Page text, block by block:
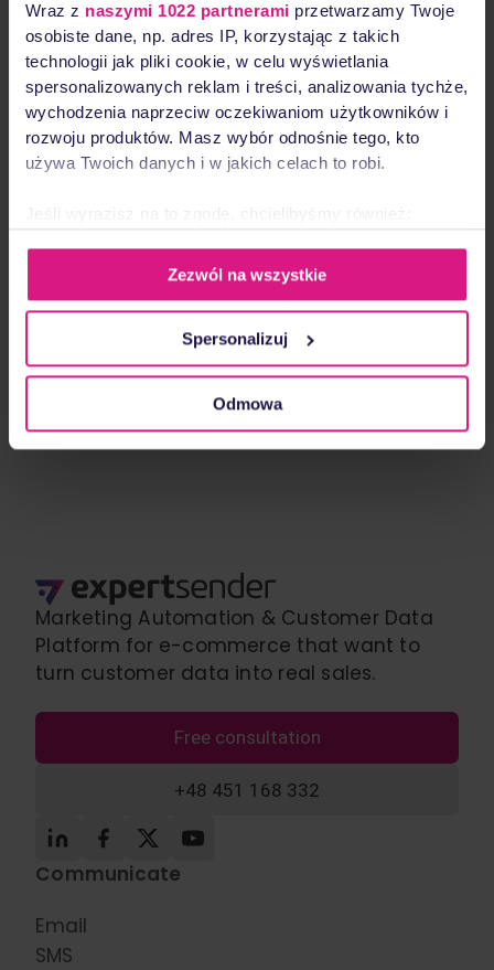
Wraz z naszymi 1022 partnerami przetwarzamy Twoje
osobiste dane, np. adres IP, korzystając z takich
technologii jak pliki cookie, w celu wyświetlania
spersonalizowanych reklam i treści, analizowania tychże,
wychodzenia naprzeciw oczekiwaniom użytkowników i
rozwoju produktów. Masz wybór odnośnie tego, kto
używa Twoich danych i w jakich celach to robi.
Jeśli wyrazisz na to zgodę, chcielibyśmy również:
Gromadzić dane dotyczące Twojej lokalizacji
geograficznej z dokładnością nawet do kilku metrów
(fingerprinting, czyli wirtualny odcisk palca)
Dowiedz się więcej odnośnie tego, jak Twoje osobiste
dane są przetwarzane oraz ustaw własne preferencje w
sekcji szczegółów. W Deklaracji plików cookie możesz
zmienić lub wycofać swoją zgodę w dowolnej chwili.
korzystasz z naszej witryny, udostępniamy partnerom
społecznościowym, reklamowym i analitycznym.
Partnerzy mogą połączyć te informacje z innymi danymi
otrzymanymi od Ciebie lub uzyskanymi podczas
korzystania z ich usług.
Zezwól na wszystkie
Spersonalizuj
Odmowa
Message
p.szczyrek@ideoforce.pl
Marketing Automation & Customer Data
Platform for e-commerce that want to
turn customer data into real sales.
Free consultation
+48 451 168 332
Communicate
Email
SMS